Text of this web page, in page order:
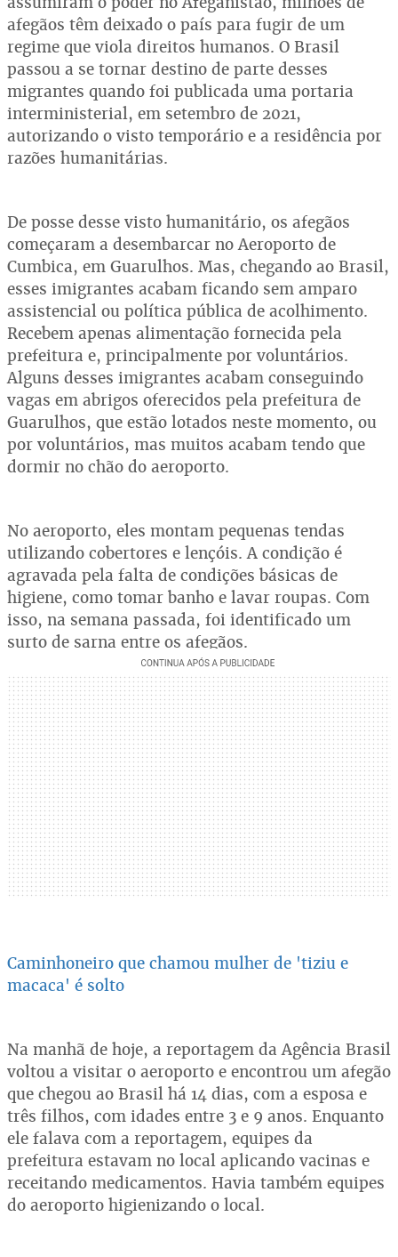
afegãos têm deixado o país para fugir de um
regime que viola direitos humanos. O Brasil
passou a se tornar destino de parte desses
migrantes quando foi publicada uma portaria
interministerial, em setembro de 2021,
autorizando o visto temporário e a residência por
razões humanitárias.
De posse desse visto humanitário, os afegãos
começaram a desembarcar no Aeroporto de
Cumbica, em Guarulhos. Mas, chegando ao Brasil,
esses imigrantes acabam ficando sem amparo
assistencial ou política pública de acolhimento.
Recebem apenas alimentação fornecida pela
prefeitura e, principalmente por voluntários.
Alguns desses imigrantes acabam conseguindo
vagas em abrigos oferecidos pela prefeitura de
Guarulhos, que estão lotados neste momento, ou
por voluntários, mas muitos acabam tendo que
dormir no chão do aeroporto.
No aeroporto, eles montam pequenas tendas
utilizando cobertores e lençóis. A condição é
agravada pela falta de condições básicas de
higiene, como tomar banho e lavar roupas. Com
isso, na semana passada, foi identificado um
surto de sarna entre os afegãos.
Caminhoneiro que chamou mulher de 'tiziu e
macaca' é solto
Na manhã de hoje, a reportagem da Agência Brasil
voltou a visitar o aeroporto e encontrou um afegão
que chegou ao Brasil há 14 dias, com a esposa e
três filhos, com idades entre 3 e 9 anos. Enquanto
ele falava com a reportagem, equipes da
prefeitura estavam no local aplicando vacinas e
receitando medicamentos. Havia também equipes
do aeroporto higienizando o local.